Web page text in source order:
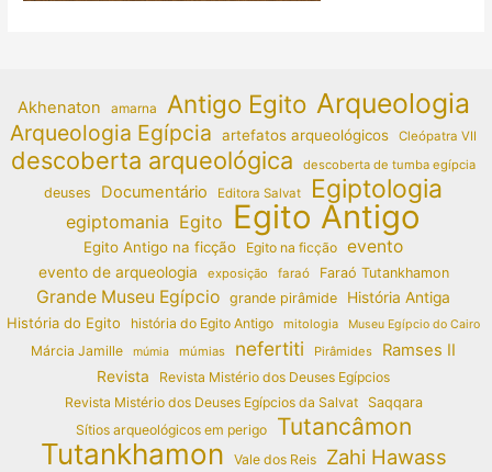
Akhenaton amarna Antigo Egito Arqueologia
Arqueologia Egípcia artefatos arqueológicos Cleópatra VII
descoberta arqueológica descoberta de tumba egípcia
deuses Documentário Editora Salvat Egiptologia
egiptomania Egito Egito Antigo
Egito Antigo na ficção Egito na ficção evento
evento de arqueologia exposição faraó Faraó Tutankhamon
Grande Museu Egípcio grande pirâmide
História Antiga
História do Egito
história do Egito Antigo mitologia Museu Egípcio do Cairo
Márcia Jamille múmia múmias nefertiti Pirâmides Ramses II
Revista
Revista Mistério dos Deuses Egípcios
Revista Mistério dos Deuses Egípcios da Salvat
Saqqara
Sítios arqueológicos em perigo
Tutancâmon
Tutankhamon Vale dos Reis Zahi Hawass